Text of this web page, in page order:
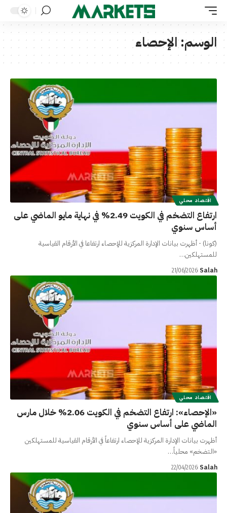
الوسم:الإحصاء
اقتصاد محلي
ارتفاع التضخم في الكويت 2.49% في نهاية مايو الماضي على
أساس سنوي
(كونا) - أظهرت بيانات الإدارة المركزية للإحصاء ارتفاعا في الأرقام القياسية
للمستهلكين…
Salah
21/06/2026
اقتصاد محلي
«الإحصاء»: ارتفاع التضخم في الكويت 2.06% خلال مارس
الماضي على أساس سنوي
أظهرت بيانات الإدارة المركزية للإحصاء ارتفاعاً في الأرقام القياسية للمستهلكين
«التضخم» محلياً…
Salah
22/04/2026